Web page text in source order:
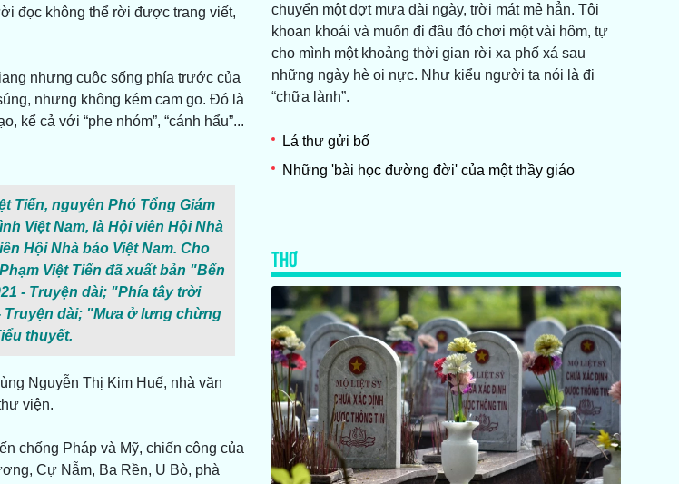
đọc không thể rời được trang viết,
nhưng cuộc sống phía trước của
nhưng không kém cam go. Đó là
kể cả với “phe nhóm”, “cánh hẩu”...
Tiến, nguyên Phó Tổng Giám
Việt Nam, là Hội viên Hội Nhà
Hội Nhà báo Việt Nam. Cho
Việt Tiến đã xuất bản "Bến
- Truyện dài; "Phía tây trời
Truyện dài; "Mưa ở lưng chừng
thuyết.
Nguyễn Thị Kim Huế, nhà văn
viện.
chống Pháp và Mỹ, chiến công của
Cự Nẫm, Ba Rền, U Bò, phà
chuyển một đợt mưa dài ngày, trời mát mẻ hẳn. Tôi
khoan khoái và muốn đi đâu đó chơi một vài hôm, tự
cho mình một khoảng thời gian rời xa phố xá sau
những ngày hè oi nực. Như kiểu người ta nói là đi
“chữa lành”.
Lá thư gửi bố
Những 'bài học đường đời' của một thầy giáo
THƠ